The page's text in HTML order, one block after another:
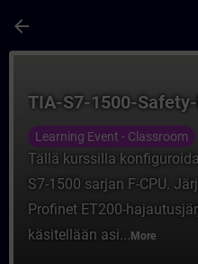
arrow_back
TIA-S7-1500-
Learning Event - Classroom
Tällä kurssilla
S7-1500 sarjan F-CPU.
Profinet ET200-
käsitellään asi... More